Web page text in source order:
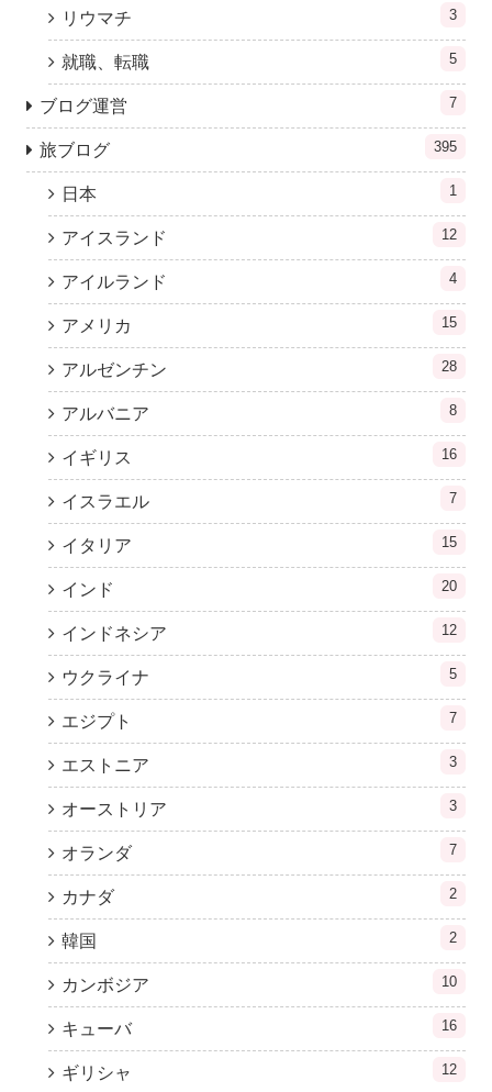
リウマチ 3
就職、転職 5
ブログ運営 7
旅ブログ 395
日本 1
アイスランド 12
アイルランド 4
アメリカ 15
アルゼンチン 28
アルバニア 8
イギリス 16
イスラエル 7
イタリア 15
インド 20
インドネシア 12
ウクライナ 5
エジプト 7
エストニア 3
オーストリア 3
オランダ 7
カナダ 2
韓国 2
カンボジア 10
キューバ 16
ギリシャ 12